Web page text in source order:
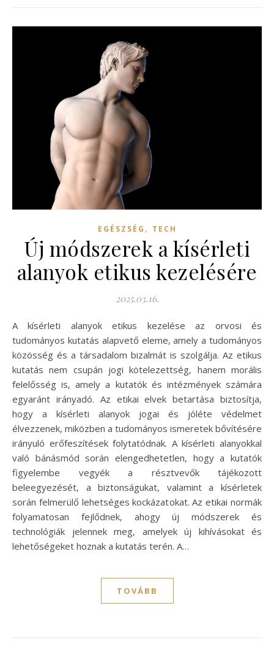
EGÉSZSÉG , TECH
Új módszerek a kísérleti
alanyok etikus kezelésére
2025.03.16.
A kísérleti alanyok etikus kezelése az orvosi és
tudományos kutatás alapvető eleme, amely a tudományos
közösség és a társadalom bizalmát is szolgálja. Az etikus
kutatás nem csupán jogi kötelezettség, hanem morális
felelősség is, amely a kutatók és intézmények számára
egyaránt irányadó. Az etikai elvek betartása biztosítja,
hogy a kísérleti alanyok jogai és jóléte védelmet
élvezzenek, miközben a tudományos ismeretek bővítésére
irányuló erőfeszítések folytatódnak. A kísérleti alanyokkal
való bánásmód során elengedhetetlen, hogy a kutatók
figyelembe vegyék a résztvevők tájékozott
beleegyezését, a biztonságukat, valamint a kísérletek
során felmerülő lehetséges kockázatokat. Az etikai normák
folyamatosan fejlődnek, ahogy új módszerek és
technológiák jelennek meg, amelyek új kihívásokat és
lehetőségeket hoznak a kutatás terén. A…
TOVÁBB